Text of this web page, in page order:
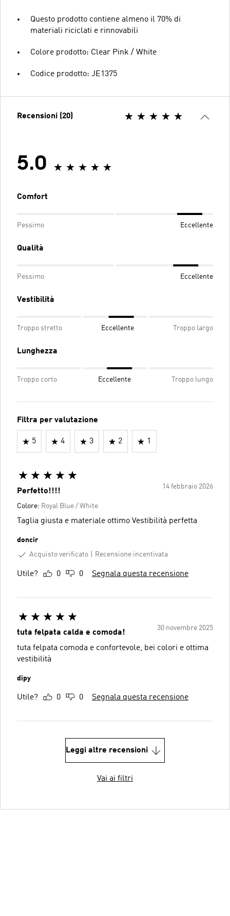
Questo prodotto contiene almeno il 70% di
materiali riciclati e rinnovabili
Colore prodotto: Clear Pink / White
Codice prodotto: JE1375
Recensioni (20)
5.0
Comfort
Pessimo Eccellente
Qualità
Pessimo Eccellente
Vestibilità
Troppo stretto Eccellente Troppo largo
Lunghezza
Troppo corto Eccellente Troppo lungo
Filtra per valutazione
5 4 3 2 1
14 febbraio 2026
Perfetto!!!!
Colore: Royal Blue / White
Taglia giusta e materiale ottimo Vestibilità perfetta
doncir
Acquisto verificato
Recensione incentivata
Utile? 0 0 Segnala questa recensione
30 novembre 2025
tuta felpata calda e comoda!
tuta felpata comoda e confortevole, bei colori e ottima
vestibilità
dipy
Utile? 0 0 Segnala questa recensione
Leggi altre recensioni
Vai ai filtri